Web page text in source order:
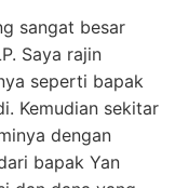
sangat besar
Saya rajin
seperti bapak
Kemudian sekitar
dengan
bapak Yan